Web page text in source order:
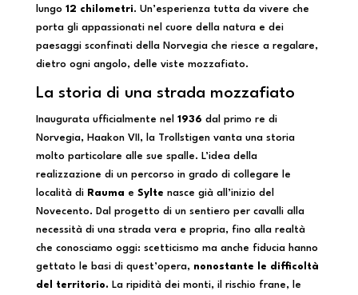
lungo 12 chilometri. Un’esperienza tutta da vivere che
porta gli appassionati nel cuore della natura e dei
paesaggi sconfinati della Norvegia che riesce a regalare,
dietro ogni angolo, delle viste mozzafiato.
La storia di una strada mozzafiato
Inaugurata ufficialmente nel 1936 dal primo re di
Norvegia, Haakon VII, la Trollstigen vanta una storia
molto particolare alle sue spalle. L’idea della
realizzazione di un percorso in grado di collegare le
località di Rauma e Sylte nasce già all’inizio del
Novecento. Dal progetto di un sentiero per cavalli alla
necessità di una strada vera e propria, fino alla realtà
che conosciamo oggi: scetticismo ma anche fiducia hanno
gettato le basi di quest’opera, nonostante le difficoltà
del territorio. La ripidità dei monti, il rischio frane, le